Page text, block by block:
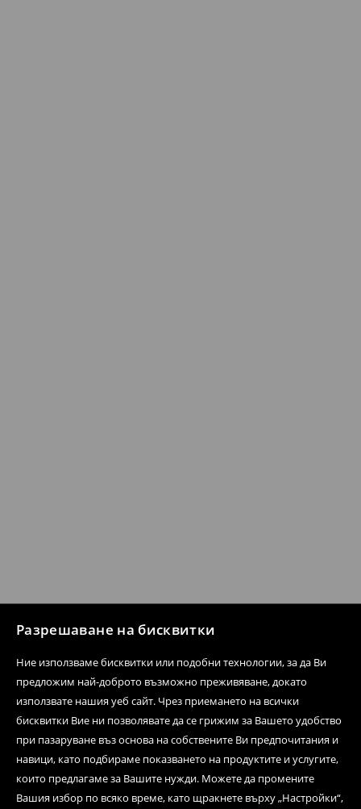
Разрешаване на бисквитки
Ние използваме бисквитки или подобни технологии, за да Ви
предложим най-доброто възможно преживяване, докато
използвате нашия уеб сайт. Чрез приемането на всички
бисквитки Вие ни позволявате да се грижим за Вашето удобство
при пазаруване въз основа на собствените Ви предпочитания и
навици, като подбираме показването на продуктите и услугите,
които предлагаме за Вашите нужди. Можете да промените
Вашия избор по всяко време, като щракнете върху „Настройки“,